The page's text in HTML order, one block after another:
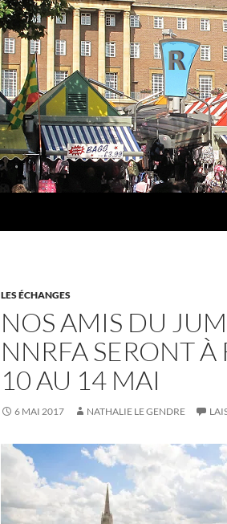
LES ÉCHANGES
NOS AMIS DU
NNRFA SERONT
10 AU 14 MAI
6 MAI 2017 NATHALIE LE GENDRE